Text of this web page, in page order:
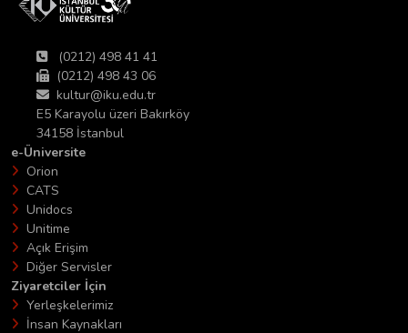
(0212) 498 41 41
(0212) 498 43 06
kultur@iku.edu.tr
E5 Karayolu üzeri Bakırköy
34158 İstanbul
e-Üniversite
Orion
CATS
Unidocs
Unitime
Açık Erişim
Diğer Servisler
Ziyaretciler İçin
Yerleşkelerimiz
İnsan Kaynakları